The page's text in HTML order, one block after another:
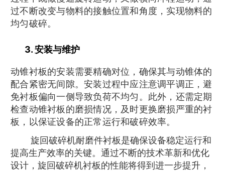
过不断改变与物料的接触位置和角度，实现物料的
均匀破碎。
3. 安装与维护
动锥衬板的安装需要精确对位，确保其与动锥体的
配合紧密无间隙。安装过程中应注意调平调正，避
免衬板偏向一侧导致负荷不均匀。此外，还需定期
检查动锥衬板的磨损情况，及时更换磨损严重的衬
板，以保证设备的正常运行和破碎效率。
旋回破碎机耐磨件衬板是确保设备稳定运行和
提高生产效率的关键。通过不断的技术革新和优化
设计，旋回破碎机衬板的性能将得到进一步提升，